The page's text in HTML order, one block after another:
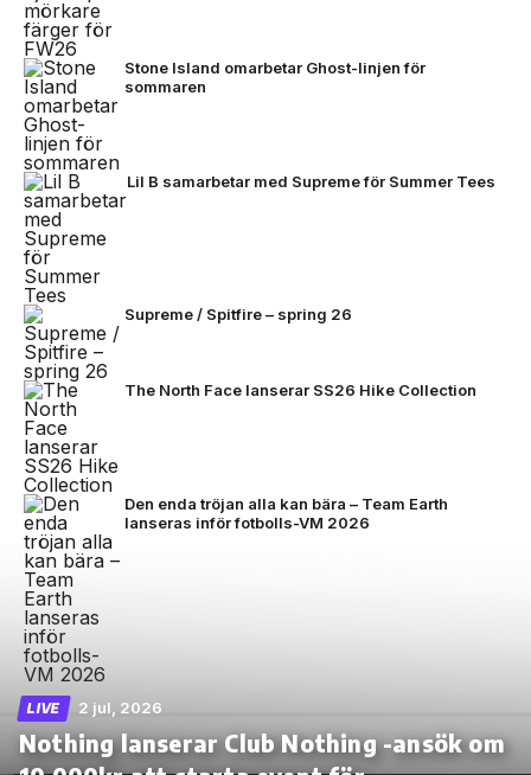
Stone Island omarbetar Ghost-linjen för
sommaren
Lil B samarbetar med Supreme för Summer Tees
Supreme / Spitfire – spring 26
The North Face lanserar SS26 Hike Collection
Den enda tröjan alla kan bära – Team Earth
lanseras inför fotbolls-VM 2026
LIVE 2 jul, 2026
Nothing lanserar Club Nothing -ansök om